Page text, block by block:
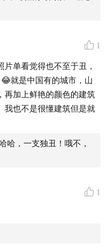
1
单看觉得也不至于丑，
就是中国有的城市，山
再加上鲜艳的颜色的建筑
我也不是很懂建筑但是就
哈，一支独丑！哦不，
1